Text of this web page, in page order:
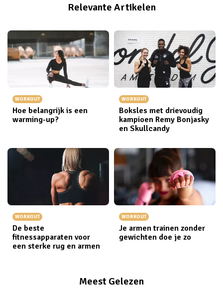
Relevante Artikelen
WORKOUT
Hoe belangrijk is een
warming-up?
WORKOUT
Boksles met drievoudig
kampioen Remy Bonjasky
en Skullcandy
WORKOUT
De beste
fitnessapparaten voor
een sterke rug en armen
WORKOUT
Je armen trainen zonder
gewichten doe je zo
Meest Gelezen